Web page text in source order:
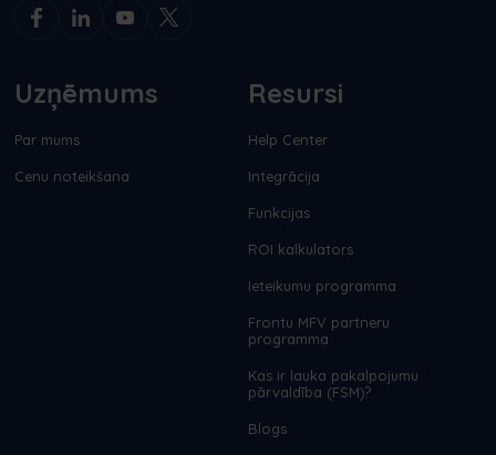
Uzņēmums
Par mums
Cenu noteikšana
Resursi
Help Center
Integrācija
Funkcijas
ROI kalkulators
Ieteikumu programma
Frontu MFV partneru
programma
Kas ir lauka pakalpojumu
pārvaldība (FSM)?
Blogs